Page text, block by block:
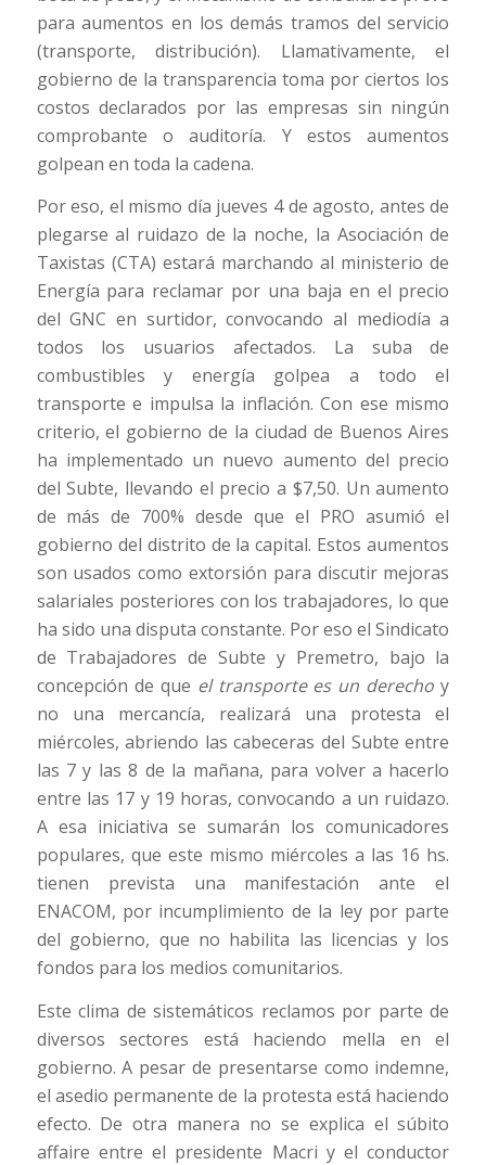
para aumentos en los demás tramos del servicio
(transporte, distribución). Llamativamente, el
gobierno de la transparencia toma por ciertos los
costos declarados por las empresas sin ningún
comprobante o auditoría. Y estos aumentos
golpean en toda la cadena.
Por eso, el mismo día jueves 4 de agosto, antes de
plegarse al ruidazo de la noche, la Asociación de
Taxistas (CTA) estará marchando al ministerio de
Energía para reclamar por una baja en el precio
del GNC en surtidor, convocando al mediodía a
todos los usuarios afectados. La suba de
combustibles y energía golpea a todo el
transporte e impulsa la inflación. Con ese mismo
criterio, el gobierno de la ciudad de Buenos Aires
ha implementado un nuevo aumento del precio
del Subte, llevando el precio a $7,50. Un aumento
de más de 700% desde que el PRO asumió el
gobierno del distrito de la capital. Estos aumentos
son usados como extorsión para discutir mejoras
salariales posteriores con los trabajadores, lo que
ha sido una disputa constante. Por eso el Sindicato
de Trabajadores de Subte y Premetro, bajo la
concepción de que el transporte es un derechoy
no una mercancía, realizará una protesta el
miércoles, abriendo las cabeceras del Subte entre
las 7 y las 8 de la mañana, para volver a hacerlo
entre las 17 y 19 horas, convocando a un ruidazo.
A esa iniciativa se sumarán los comunicadores
populares, que este mismo miércoles a las 16 hs.
tienen prevista una manifestación ante el
ENACOM, por incumplimiento de la ley por parte
del gobierno, que no habilita las licencias y los
fondos para los medios comunitarios.
Este clima de sistemáticos reclamos por parte de
diversos sectores está haciendo mella en el
gobierno. A pesar de presentarse como indemne,
el asedio permanente de la protesta está haciendo
efecto. De otra manera no se explica el súbito
affaire entre el presidente Macri y el conductor